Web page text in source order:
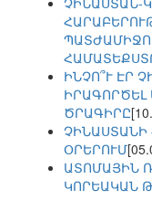
ԻՆՉՈ՞Ւ ԷՐ
ԻՐԱԳՈՐԾԵԼ
ԾՐԱԳԻՐԸ
ՕՐԵՐՈՒՄ
ԱՏՈՄԱՅԻՆ
ԿՈՐԵԱԿԱՆ